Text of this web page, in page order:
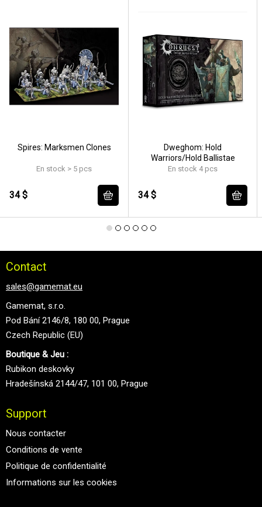
Spires: Marksmen Clones
En stock > 5 pcs
34 $
Dweghom: Hold
Warriors/Hold Ballistae
En stock 4 pcs
34 $
Contact
sales@gamemat.eu
Gamemat, s.r.o.
Pod Bání 2146/8, 180 00, Prague
Czech Republic (EU)
Boutique & Jeu :
Rubikon deskovky
Hradešínská 2144/47, 101 00, Prague
Support
Nous contacter
Conditions de vente
Politique de confidentialité
Informations sur les cookies